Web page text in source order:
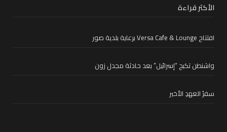
الأكثر قراءة
افتتاح Versa Cafe & Lounge برعاية بلدية صور
واشنطن تكبح “إسرائيل” بعد حادثة مجدل زون
سفرُ العهدِ الأخير